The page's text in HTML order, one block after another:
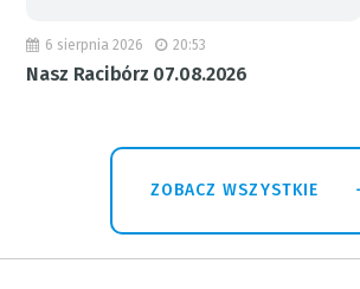
6 sierpnia 2026 20:53
Nasz Racibórz 07.08.2026
ZOBACZ WSZYSTKIE